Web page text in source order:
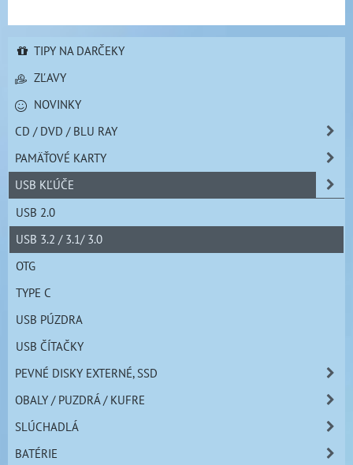
TIPY NA DARČEKY
ZĽAVY
NOVINKY
CD / DVD / BLU RAY
PAMÄŤOVÉ KARTY
USB KĽÚČE
USB 2.0
USB 3.2 / 3.1/ 3.0
OTG
TYPE C
USB PÚZDRA
USB ČÍTAČKY
PEVNÉ DISKY EXTERNÉ, SSD
OBALY / PUZDRÁ / KUFRE
SLÚCHADLÁ
BATÉRIE